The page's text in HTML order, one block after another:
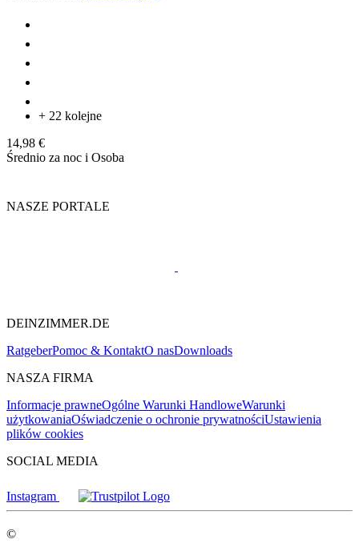
+ 22 kolejne
14,98 €
Średnio za noc i Osoba
NASZE PORTALE
DEINZIMMER.DE
RatgeberPomoc & KontaktO nasDownloads
NASZA FIRMA
Informacje prawneOgólne Warunki HandloweWarunki
użytkowaniaOświadczenie o ochronie prywatnościUstawienia
plików cookies
SOCIAL MEDIA
Instagram
©